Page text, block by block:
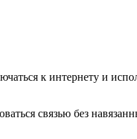
к интернету и
связью без